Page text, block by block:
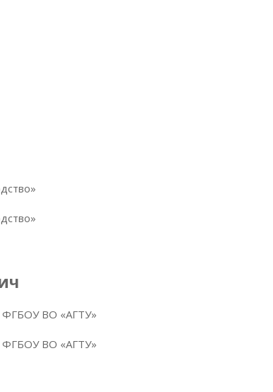
ФГБОУ ВО «АГТУ»
ФГБОУ ВО «АГТУ»